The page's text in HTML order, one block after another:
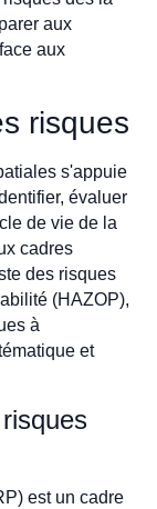
aux
aux
risques
s'appuie
évaluer
de vie de la
cadres
des risques
(HAZOP),
à
et
est un cadre